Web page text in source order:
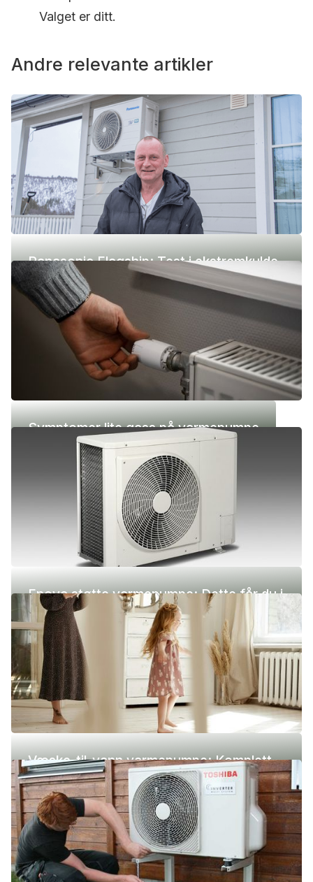
Valget er ditt.
Andre relevante artikler
Panasonic Flagship: Test i ekstremkulde
(-42 °C)
Symptomer lite gass på varmepumpe
Enova støtte varmepumpe: Dette får du i
2026
Væske-til-vann varmepumpe: Komplett
guide (pris, fordeler og ulemper)